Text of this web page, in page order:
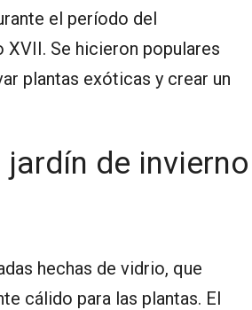
el período del
Se hicieron populares
plantas exóticas y crear un
de invierno
hechas de vidrio, que
cálido para las plantas. El